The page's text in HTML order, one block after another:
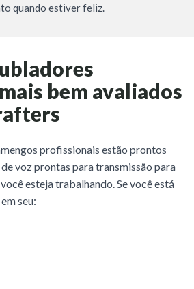
quando estiver feliz.
bem avaliados
profissionais estão prontos
voz prontas para transmissão para
esteja trabalhando. Se você está
seu: